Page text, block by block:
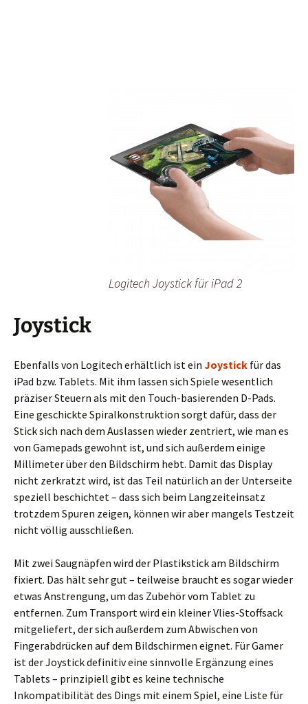
Logitech Joystick für iPad 2
Joystick
Ebenfalls von Logitech erhältlich ist ein Joystick für das
iPad bzw. Tablets. Mit ihm lassen sich Spiele wesentlich
präziser Steuern als mit den Touch-basierenden D-Pads.
Eine geschickte Spiralkonstruktion sorgt dafür, dass der
Stick sich nach dem Auslassen wieder zentriert, wie man es
von Gamepads gewohnt ist, und sich außerdem einige
Millimeter über den Bildschirm hebt. Damit das Display
nicht zerkratzt wird, ist das Teil natürlich an der Unterseite
speziell beschichtet – dass sich beim Langzeiteinsatz
trotzdem Spuren zeigen, können wir aber mangels Testzeit
nicht völlig ausschließen.
Mit zwei Saugnäpfen wird der Plastikstick am Bildschirm
fixiert. Das hält sehr gut – teilweise braucht es sogar wieder
etwas Anstrengung, um das Zubehör vom Tablet zu
entfernen. Zum Transport wird ein kleiner Vlies-Stoffsack
mitgeliefert, der sich außerdem zum Abwischen von
Fingerabdrücken auf dem Bildschirmen eignet. Für Gamer
ist der Joystick definitiv eine sinnvolle Ergänzung eines
Tablets – prinzipiell gibt es keine technische
Inkompatibilität des Dings mit einem Spiel, eine Liste für